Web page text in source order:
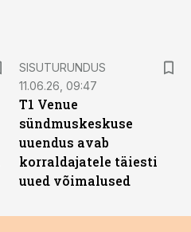
SISUTURUNDUS
11.06.26, 09:47
T1 Venue
sündmuskeskuse
uuendus avab
korraldajatele täiesti
uued võimalused